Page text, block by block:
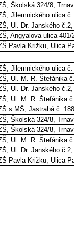
Školská 324/8,
Jilemnického ulica
Ul. Dr. Janského
Angyalova ulica 401/
Pavla Križku, Ulica
Jilemnického ulica
Ul. M. R. Štefánika
Ul. Dr. Janského
Ul. M. R. Štefánika
s MŠ, Jastrabá č.
Školská 324/8,
Školská 324/8,
Ul. M. R. Štefánika
Ul. Dr. Janského
Pavla Križku, Ulica